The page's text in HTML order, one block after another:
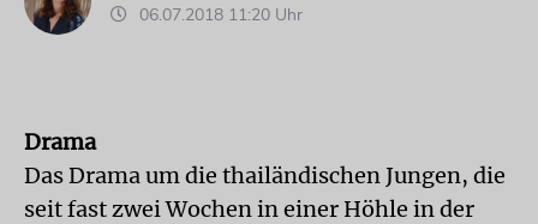
06.07.2018 11:20 Uhr
Drama
Das Drama um die thailändischen Jungen, die
seit fast zwei Wochen in einer Höhle in der